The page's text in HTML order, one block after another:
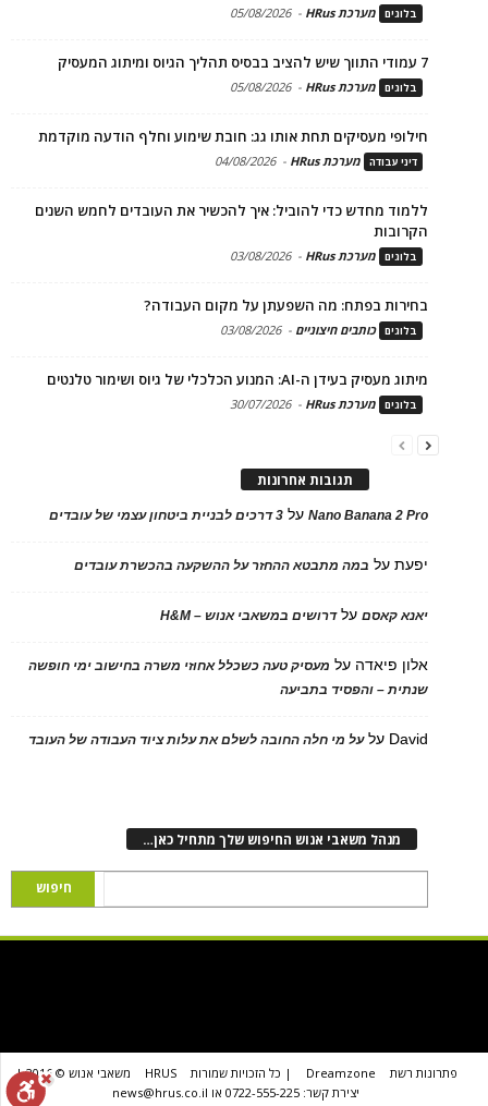
בלוגים מערכת HRus -
05/08/2026
7 עמודי התווך שיש להציב בבסיס תהליך הגיוס ומיתוג המעסיק
בלוגים מערכת HRus -
05/08/2026
חילופי מעסיקים תחת אותו גג: חובת שימוע וחלף הודעה מוקדמת
דיני עבודה מערכת HRus -
04/08/2026
ללמוד מחדש כדי להוביל: איך להכשיר את העובדים לחמש השנים
הקרובות
בלוגים מערכת HRus -
03/08/2026
בחירות בפתח: מה השפעתן על מקום העבודה?
בלוגים כותבים חיצוניים -
03/08/2026
מיתוג מעסיק בעידן ה-AI: המנוע הכלכלי של גיוס ושימור טלנטים
בלוגים מערכת HRus -
30/07/2026
תגובות אחרונות
Nano Banana 2 Proעל 3 דרכים לבניית ביטחון עצמי של עובדים
יפעתעל במה מתבטא ההחזר על ההשקעה בהכשרת עובדים
יאנא קאסםעלדרושים במשאבי אנוש – H&M
אלון פיאדה על מעסיק טעה כשכלל אחוזי משרה בחישוב ימי חופשה
שנתית – והפסיד בתביעה
David עלעל מי חלה החובה לשלם את עלות ציוד העבודה של העובד
מנהל משאבי אנוש החיפוש שלך מתחיל כאן…
פתרונות רשת Dreamzone | כל הזכויות שמורות HRUS
משאבי אנוש © 2016 |
יצירת קשר: 0722-555-225 או news@hrus.co.il